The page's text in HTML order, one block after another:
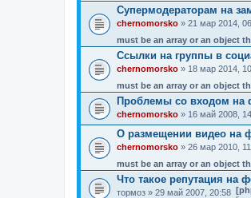
Супермодераторам на
chernomorsko » 21 мар 2014,
must be an array or an object
Ссылки на группы в
chernomorsko » 18 мар 2014,
must be an array or an object
Проблемы со входом на
chernomorsko » 16 май 2008,
О размещении видео на
chernomorsko » 26 мар 2010,
must be an array or an object
Что такое репутация на
тормоз » 29 май 2007, 20:58